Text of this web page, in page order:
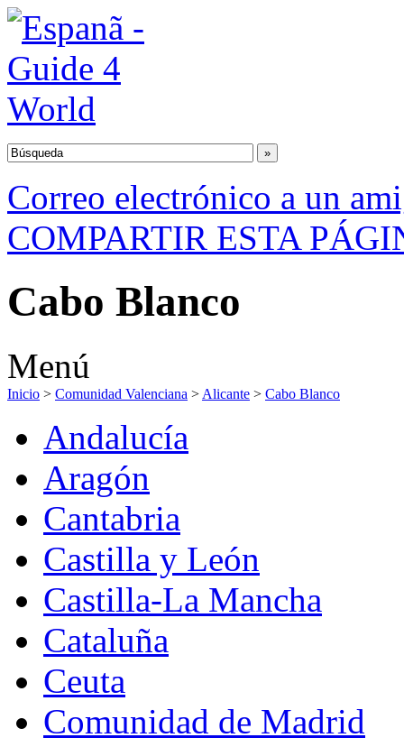
Correo electrónico a un
COMPARTIR ESTA
Cabo Blanco
Menú
Inicio > Comunidad Valenciana > Alicante > Cabo Blanco
Andalucía
Aragón
Cantabria
Castilla y León
Castilla-La Mancha
Cataluña
Ceuta
Comunidad de Madrid